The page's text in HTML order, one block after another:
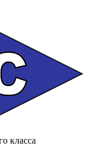
класса